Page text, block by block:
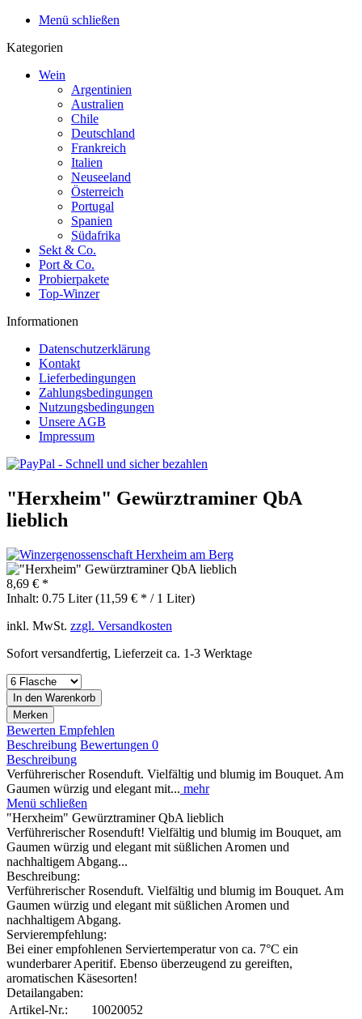
Menü schließen
Kategorien
Wein
Argentinien
Australien
Chile
Deutschland
Frankreich
Italien
Neuseeland
Österreich
Portugal
Spanien
Südafrika
Sekt & Co.
Port & Co.
Probierpakete
Top-Winzer
Informationen
Datenschutzerklärung
Kontakt
Lieferbedingungen
Zahlungsbedingungen
Nutzungsbedingungen
Unsere AGB
Impressum
"Herxheim" Gewürztraminer QbA
lieblich
8,69 € *
Inhalt: 0.75 Liter (11,59 € * / 1 Liter)
inkl. MwSt. zzgl. Versandkosten
Sofort versandfertig, Lieferzeit ca. 1-3 Werktage
In den Warenkorb
Merken
Bewerten Empfehlen
Beschreibung Bewertungen 0
Beschreibung
Verführerischer Rosenduft. Vielfältig und blumig im Bouquet. Am
Gaumen würzig und elegant mit... mehr
Menü schließen
"Herxheim" Gewürztraminer QbA lieblich
Verführerischer Rosenduft! Vielfältig und blumig im Bouquet, am
Gaumen würzig und elegant mit süßlichen Aromen und
nachhaltigem Abgang...
Beschreibung:
Verführerischer Rosenduft. Vielfältig und blumig im Bouquet. Am
Gaumen würzig und elegant mit süßlichen Aromen und
nachhaltigem Abgang.
Servierempfehlung:
Bei einer empfohlenen Serviertemperatur von ca. 7°C ein
wunderbarer Aperitif. Ebenso überzeugend zu gereiften,
aromatischen Käsesorten!
Detailangaben:
Artikel-Nr.:
10020052